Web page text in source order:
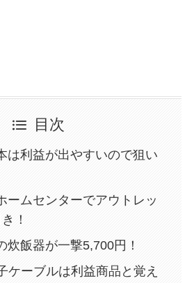
目次
は利益が出やすいので狙い
ームセンターでアウトレッ
！
炊飯器が一撃5,700円！
ケーブルは利益商品と覚え